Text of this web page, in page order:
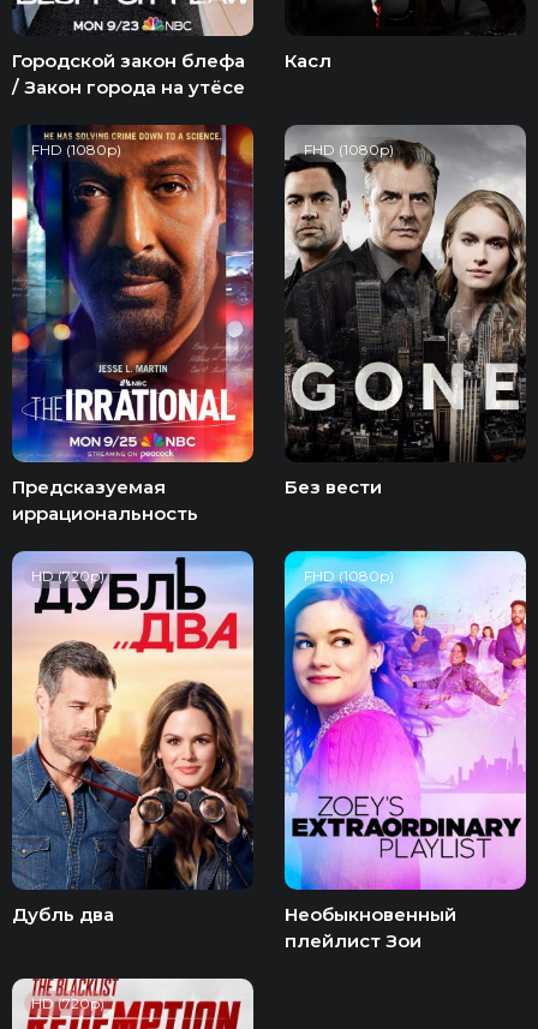
Городской закон блефа
/ Закон города на утёсе
Касл
FHD (1080p)
Предсказуемая
иррациональность
FHD (1080p)
Без вести
HD (720p)
Дубль два
FHD (1080p)
Необыкновенный
плейлист Зои
HD (720p)